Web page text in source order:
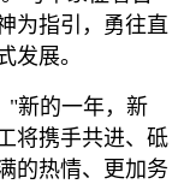
为指引，勇往直
发展。
"新的一年，新
将携手共进、砥
的热情、更加务